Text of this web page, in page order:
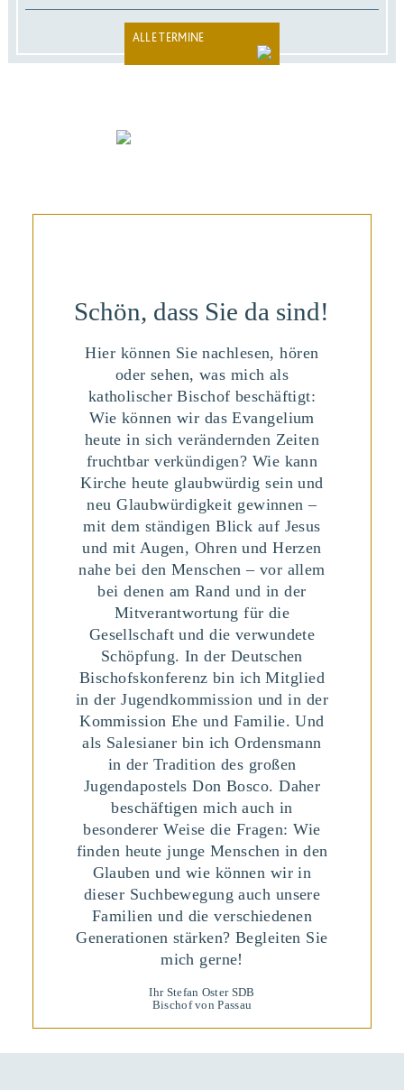
ALLE TERMINE
Schön, dass Sie da sind!
Hier können Sie nachlesen, hören
oder sehen, was mich als
katholischer Bischof beschäftigt:
Wie können wir das Evangelium
heute in sich verändernden Zeiten
fruchtbar verkündigen? Wie kann
Kirche heute glaubwürdig sein und
neu Glaubwürdigkeit gewinnen –
mit dem ständigen Blick auf Jesus
und mit Augen, Ohren und Herzen
nahe bei den Menschen – vor allem
bei denen am Rand und in der
Mitverantwortung für die
Gesellschaft und die verwundete
Schöpfung. In der Deutschen
Bischofskonferenz bin ich Mitglied
in der Jugendkommission und in der
Kommission Ehe und Familie. Und
als Salesianer bin ich Ordensmann
in der Tradition des großen
Jugendapostels Don Bosco. Daher
beschäftigen mich auch in
besonderer Weise die Fragen: Wie
finden heute junge Menschen in den
Glauben und wie können wir in
dieser Suchbewegung auch unsere
Familien und die verschiedenen
Generationen stärken? Begleiten Sie
mich gerne!
Ihr Stefan Oster SDB
Bischof von Passau